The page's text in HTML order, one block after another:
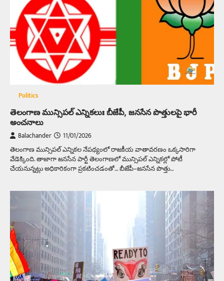
Politics
తెలంగాణ మున్సిపల్‌ ఎన్నికలుః బీజేపీ, జనసేన పొత్తులపై భారీ
అంచనాలు
Balachander 11/01/2026
తెలంగాణ మున్సిపల్‌ ఎన్నికల నేపథ్యంలో రాజకీయ వాతావరణం ఒక్కసారిగా
వేడెక్కింది. తాజాగా జనసేన పార్టీ తెలంగాణలో మున్సిపల్ ఎన్నికల్లో పోటీ
చేయనున్నట్లు అధికారికంగా ప్రకటించడంతో… బీజేపీ–జనసేన పొత్తు…